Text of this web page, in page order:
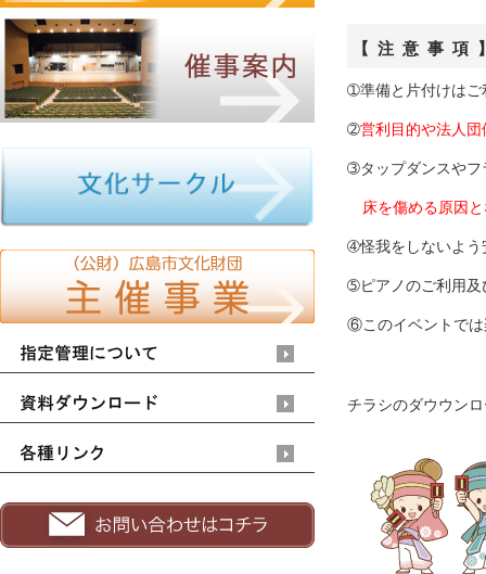
【 注 意 事 項
➀準備と片付けはご
➁営利目的や法人
➂タップダンスや
床を傷める原因と
➃怪我をしないよう
➄ピアノのご利用
⑥このイベントでは
チラシのダウウン